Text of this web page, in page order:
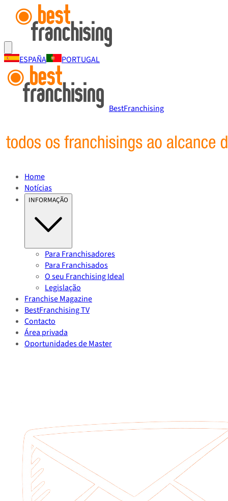
ESPAÑA PORTUGAL
BestFranchising
Home
Notícias
INFORMAÇÃO
Para Franchisadores
Para Franchisados
O seu Franchising Ideal
Legislação
Franchise Magazine
BestFranchising TV
Contacto
Área privada
Oportunidades de Master